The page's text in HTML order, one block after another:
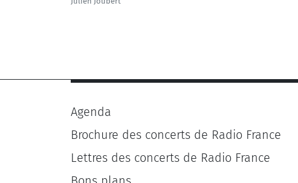
Agenda
Brochure des concerts de Radio France
Lettres des concerts de Radio France